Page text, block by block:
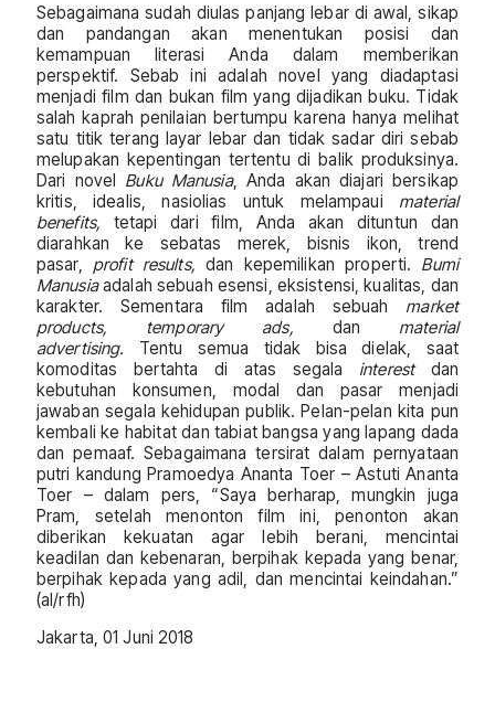
Sebagaimana sudah diulas panjang lebar di awal, sikap
dan pandangan akan menentukan posisi dan
kemampuan literasi Anda dalam memberikan
perspektif. Sebab ini adalah novel yang diadaptasi
menjadi film dan bukan film yang dijadikan buku. Tidak
salah kaprah penilaian bertumpu karena hanya melihat
satu titik terang layar lebar dan tidak sadar diri sebab
melupakan kepentingan tertentu di balik produksinya.
Dari novel Buku Manusia, Anda akan diajari bersikap
kritis, idealis, nasiolias untuk melampaui material
benefits, tetapi dari film, Anda akan dituntun dan
diarahkan ke sebatas merek, bisnis ikon, trend
pasar, profit results,dan kepemilikan properti. Bumi
Manusiaadalah sebuah esensi, eksistensi, kualitas, dan
karakter. Sementara film adalah sebuah market
products, temporary ads, dan material
advertising. Tentu semua tidak bisa dielak, saat
komoditas bertahta di atas segala interestdan
kebutuhan konsumen, modal dan pasar menjadi
jawaban segala kehidupan publik. Pelan-pelan kita pun
kembali ke habitat dan tabiat bangsa yang lapang dada
dan pemaaf. Sebagaimana tersirat dalam pernyataan
putri kandung Pramoedya Ananta Toer – Astuti Ananta
Toer – dalam pers, “Saya berharap, mungkin juga
Pram, setelah menonton film ini, penonton akan
diberikan kekuatan agar lebih berani, mencintai
keadilan dan kebenaran, berpihak kepada yang benar,
berpihak kepada yang adil, dan mencintai keindahan.”
(al/rfh)
Jakarta, 01 Juni 2018